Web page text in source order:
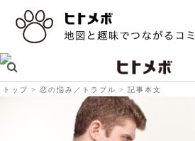
トップ 恋の悩み／トラブル 記事本文